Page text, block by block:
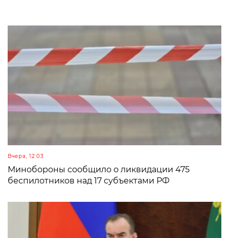
Вчера, 12:03
Минобороны сообщило о ликвидации 475
беспилотников над 17 субъектами РФ